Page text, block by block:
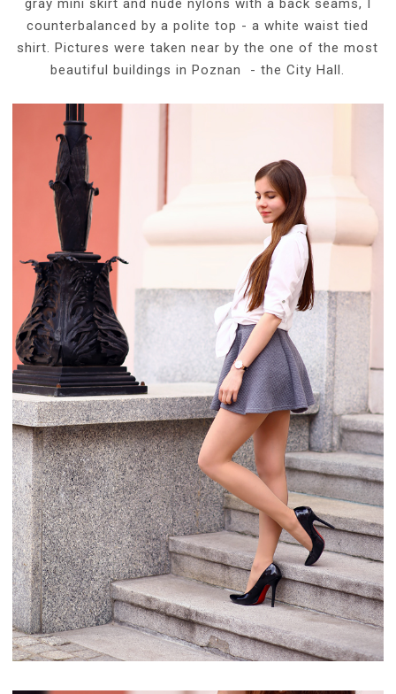
gray mini skirt and nude nylons with a back seams, I
counterbalanced by a polite top - a white waist tied
shirt. Pictures were taken near by the one of the most
beautiful buildings in Poznan - the City Hall.